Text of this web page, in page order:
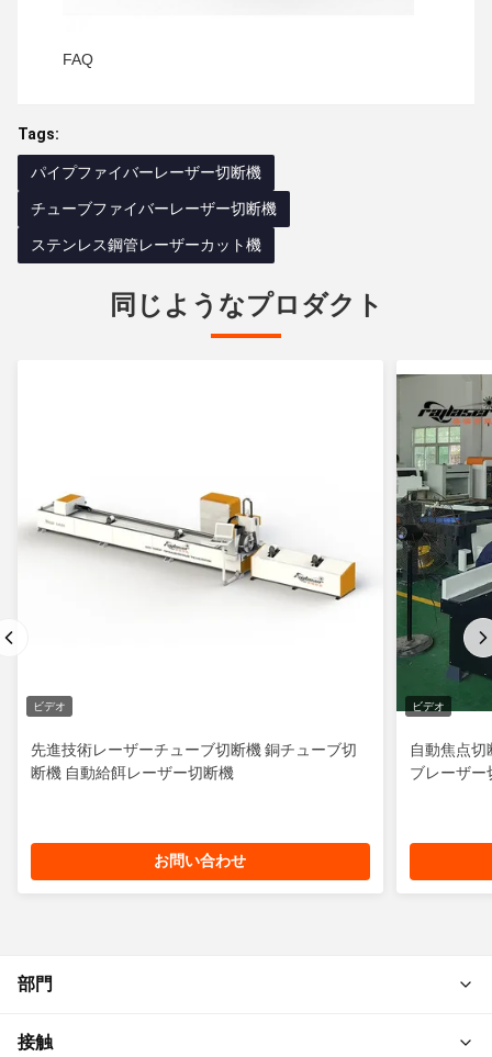
FAQ
Tags:
パイプファイバーレーザー切断機
チューブファイバーレーザー切断機
ステンレス鋼管レーザーカット機
同じようなプロダクト
ビデオ
先進技術レーザーチューブ切断機 銅チューブ切
断機 自動給餌レーザー切断機
お問い合わせ
ビデオ
自動焦点
ブレーザー
部門
接触